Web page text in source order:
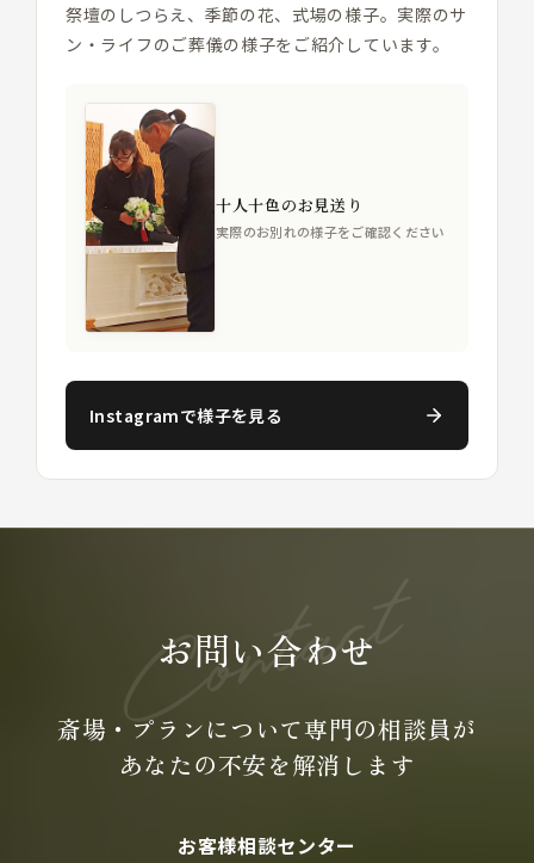
祭壇のしつらえ、季節の花、式場の様子。実際のサ
ン・ライフのご葬儀の様子をご紹介しています。
十人十色のお見送り
実際のお別れの様子をご確認ください
Instagramで様子を見る
お問い合わせ
斎場・プランについて専門の相談員が
あなたの不安を解消します
お客様相談センター